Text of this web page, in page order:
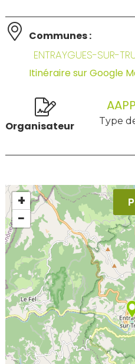
Communes :
ENTRAYGUES-SUR-
Itinéraire sur Google
Organisateur
Type
+
−